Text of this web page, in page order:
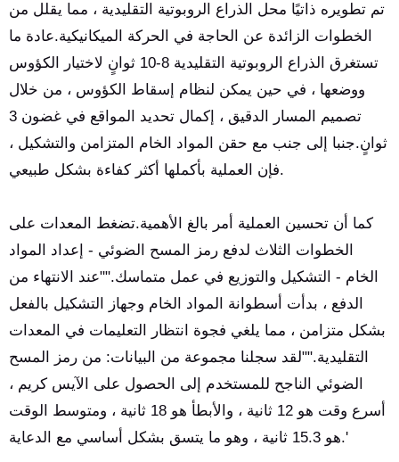
تم تطويره ذاتيًا محل الذراع الروبوتية التقليدية ، مما يقلل من
الخطوات الزائدة عن الحاجة في الحركة الميكانيكية.عادة ما
تستغرق الذراع الروبوتية التقليدية 8-10 ثوانٍ لاختيار الكؤوس
ووضعها ، في حين يمكن لنظام إسقاط الكؤوس ، من خلال
تصميم المسار الدقيق ، إكمال تحديد المواقع في غضون 3
ثوانٍ.جنبا إلى جنب مع حقن المواد الخام المتزامن والتشكيل ،
فإن العملية بأكملها أكثر كفاءة بشكل طبيعي.
كما أن تحسين العملية أمر بالغ الأهمية.تضغط المعدات على
الخطوات الثلاث لدفع رمز المسح الضوئي - إعداد المواد
الخام - التشكيل والتوزيع في عمل متماسك.""عند الانتهاء من
الدفع ، بدأت أسطوانة المواد الخام وجهاز التشكيل بالفعل
بشكل متزامن ، مما يلغي فجوة انتظار التعليمات في المعدات
التقليدية.""لقد سجلنا مجموعة من البيانات: من رمز المسح
الضوئي الناجح للمستخدم إلى الحصول على الآيس كريم ،
أسرع وقت هو 12 ثانية ، والأبطأ هو 18 ثانية ، ومتوسط الوقت
هو 15.3 ثانية ، وهو ما يتسق بشكل أساسي مع الدعاية.'